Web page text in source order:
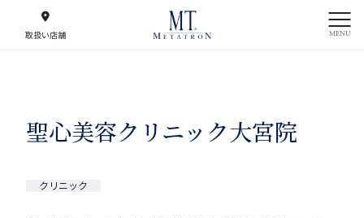
取扱い店舗 MENU
聖心美容クリニック大宮院
クリニック